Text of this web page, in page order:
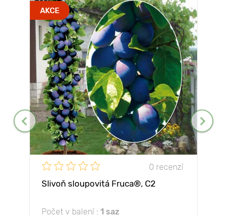
AKCE
0 recenzí
Slivoň sloupovitá Fruca®, C2
Počet v balení : 1 saz